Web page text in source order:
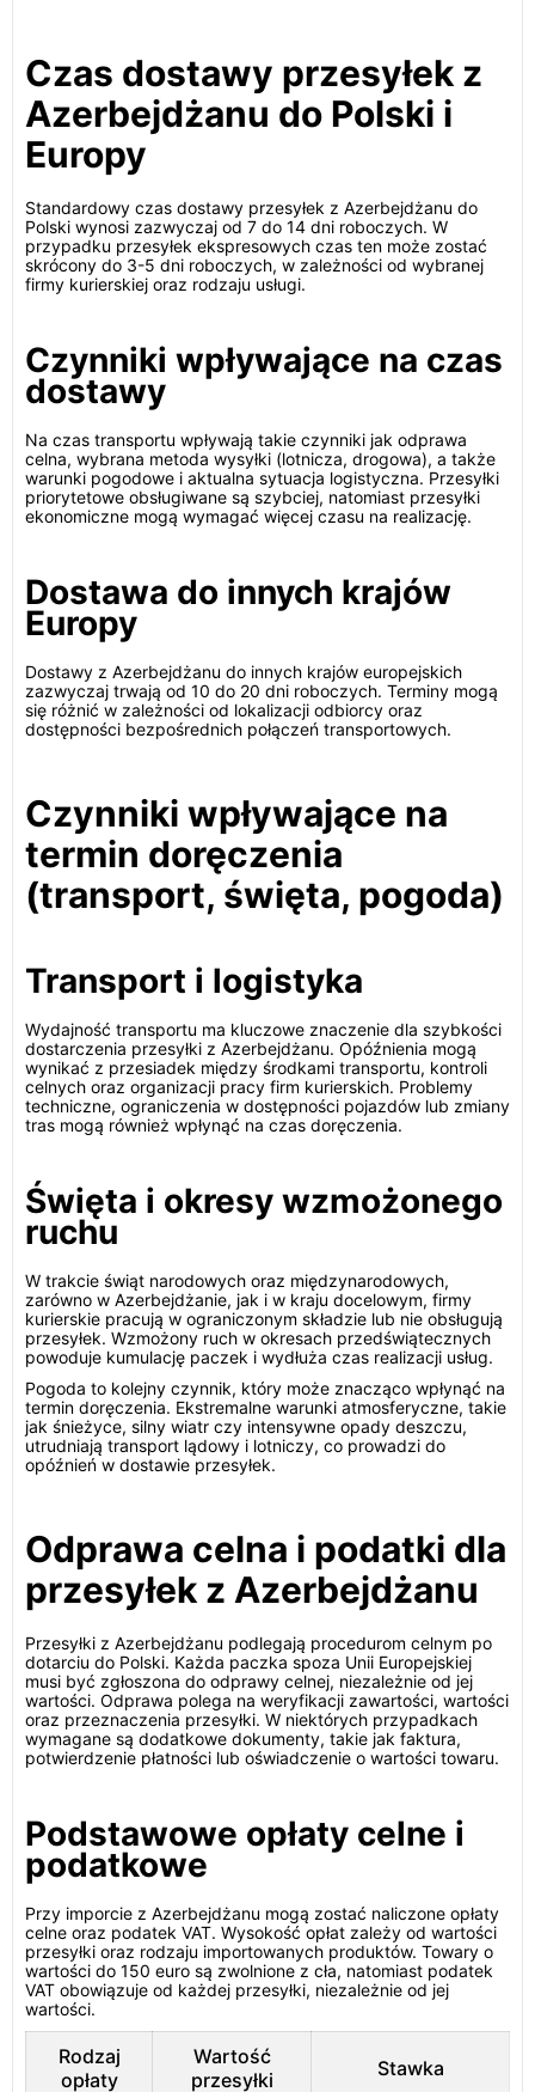
Czas dostawy przesyłek z
Azerbejdżanu do Polski i
Europy
Standardowy czas dostawy przesyłek z Azerbejdżanu do
Polski wynosi zazwyczaj od 7 do 14 dni roboczych. W
przypadku przesyłek ekspresowych czas ten może zostać
skrócony do 3-5 dni roboczych, w zależności od wybranej
firmy kurierskiej oraz rodzaju usługi.
Czynniki wpływające na czas
dostawy
Na czas transportu wpływają takie czynniki jak odprawa
celna, wybrana metoda wysyłki (lotnicza, drogowa), a także
warunki pogodowe i aktualna sytuacja logistyczna. Przesyłki
priorytetowe obsługiwane są szybciej, natomiast przesyłki
ekonomiczne mogą wymagać więcej czasu na realizację.
Dostawa do innych krajów
Europy
Dostawy z Azerbejdżanu do innych krajów europejskich
zazwyczaj trwają od 10 do 20 dni roboczych. Terminy mogą
się różnić w zależności od lokalizacji odbiorcy oraz
dostępności bezpośrednich połączeń transportowych.
Czynniki wpływające na
termin doręczenia
(transport, święta, pogoda)
Transport i logistyka
Wydajność transportu ma kluczowe znaczenie dla szybkości
dostarczenia przesyłki z Azerbejdżanu. Opóźnienia mogą
wynikać z przesiadek między środkami transportu, kontroli
celnych oraz organizacji pracy firm kurierskich. Problemy
techniczne, ograniczenia w dostępności pojazdów lub zmiany
tras mogą również wpłynąć na czas doręczenia.
Święta i okresy wzmożonego
ruchu
W trakcie świąt narodowych oraz międzynarodowych,
zarówno w Azerbejdżanie, jak i w kraju docelowym, firmy
kurierskie pracują w ograniczonym składzie lub nie obsługują
przesyłek. Wzmożony ruch w okresach przedświątecznych
powoduje kumulację paczek i wydłuża czas realizacji usług.
Pogoda to kolejny czynnik, który może znacząco wpłynąć na
termin doręczenia. Ekstremalne warunki atmosferyczne, takie
jak śnieżyce, silny wiatr czy intensywne opady deszczu,
utrudniają transport lądowy i lotniczy, co prowadzi do
opóźnień w dostawie przesyłek.
Odprawa celna i podatki dla
przesyłek z Azerbejdżanu
Przesyłki z Azerbejdżanu podlegają procedurom celnym po
dotarciu do Polski. Każda paczka spoza Unii Europejskiej
musi być zgłoszona do odprawy celnej, niezależnie od jej
wartości. Odprawa polega na weryfikacji zawartości, wartości
oraz przeznaczenia przesyłki. W niektórych przypadkach
wymagane są dodatkowe dokumenty, takie jak faktura,
potwierdzenie płatności lub oświadczenie o wartości towaru.
Podstawowe opłaty celne i
podatkowe
Przy imporcie z Azerbejdżanu mogą zostać naliczone opłaty
celne oraz podatek VAT. Wysokość opłat zależy od wartości
przesyłki oraz rodzaju importowanych produktów. Towary o
wartości do 150 euro są zwolnione z cła, natomiast podatek
VAT obowiązuje od każdej przesyłki, niezależnie od jej
wartości.
Rodzaj
opłaty
Wartość
przesyłki
Stawka